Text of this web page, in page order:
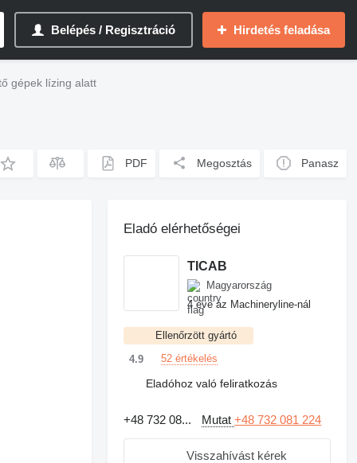
Belépés / Regisztráció Hirdetés feladása
gépek lízing alatt
PDF Megosztás Panasz
Eladó elérhetőségei
TICAB
Magyarország
4 éve az Machineryline-nál
Ellenőrzött gyártó
4.9
52 értékelés
Eladóhoz való feliratkozás
+48 732 08... Mutat+48 732 081 224
Visszahívást kérek